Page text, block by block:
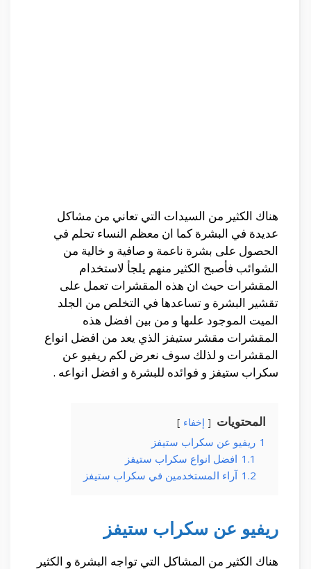
هناك الكثير من السيدات التي تعاني من مشاكل
عديدة في البشرة كما ان معظم النساء تحلم في
الحصول على بشرة ناعمة و صافية و خالية من
الشوائب فأصبح الكثير منهم يلجأ لاستخدام
المقشرات حيث ان هذه المقشرات تعمل على
تقشير البشرة و تساعدها في التخلص من الجلد
الميت الموجود علىها و من بين افضل هذه
المقشرات مقشر ستيفز الذي يعد من افضل انواع
المقشرات و لذلك سوف نعرض لكم ريفيو عن
سكراب ستيفز و فوائده للبشرة و افضل انواعه .
المحتويات إخفاء
1 ريفيو عن سكراب ستيفز
1.1 افضل انواع سكراب ستيفز
1.2 آراء المستخدمين في سكراب ستيفز
ريفيو عن سكراب ستيفز
هناك الكثير من المشاكل التي تواجه البشرة و الكثير